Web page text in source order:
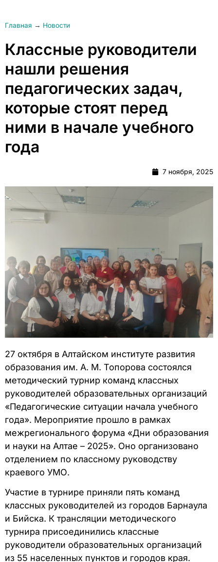
Главная → Новости
Классные руководители
нашли решения
педагогических задач,
которые стоят перед
ними в начале учебного
года
7 ноября, 2025
27 октября в Алтайском институте развития
образования им. А. М. Топорова состоялся
методический турнир команд классных
руководителей образовательных организаций
«Педагогические ситуации начала учебного
года». Мероприятие прошло в рамках
межрегионального форума «Дни образования
и науки на Алтае – 2025». Оно организовано
отделением по классному руководству
краевого УМО.
Участие в турнире приняли пять команд
классных руководителей из городов Барнаула
и Бийска. К трансляции методического
турнира присоединились классные
руководители образовательных организаций
из 55 населенных пунктов и городов края.